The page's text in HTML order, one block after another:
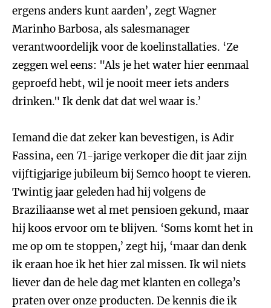
ergens anders kunt aarden’, zegt Wagner
Marinho Barbosa, als salesmanager
verantwoordelijk voor de koelinstallaties. ‘Ze
zeggen wel eens: "Als je het water hier eenmaal
geproefd hebt, wil je nooit meer iets anders
drinken." Ik denk dat dat wel waar is.’
Iemand die dat zeker kan bevestigen, is Adir
Fassina, een 71-jarige verkoper die dit jaar zijn
vijftigjarige jubileum bij Semco hoopt te vieren.
Twintig jaar geleden had hij volgens de
Braziliaanse wet al met pensioen gekund, maar
hij koos ervoor om te blijven. ‘Soms komt het in
me op om te stoppen,’ zegt hij, ‘maar dan denk
ik eraan hoe ik het hier zal missen. Ik wil niets
liever dan de hele dag met klanten en collega’s
praten over onze producten. De kennis die ik